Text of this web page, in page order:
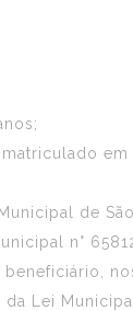
de
n°
Lei